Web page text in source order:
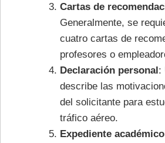
Cartas de
Generalmente, se
cuatro cartas de
profesores o
Declaración personal:
describe las
del solicitante para
tráfico aéreo.
Expediente académico